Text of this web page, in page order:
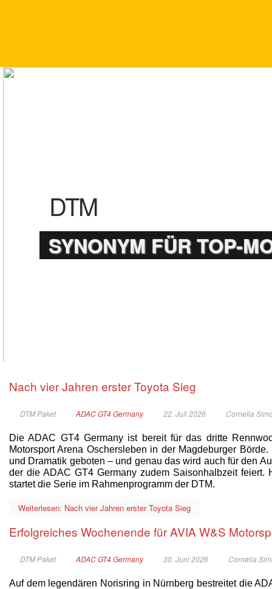
DTM
SYNONYM FÜR TOP-
Nach vier Jahren erster Toyota Sieg
DTM Paket ADAC GT4 Germany 22. Juli 2026 Cornelia
Die ADAC GT4 Germany ist bereit für das dritte
Motorsport Arena Oschersleben in der Magdeburger
und Dramatik geboten – und genau das wird auch für den
der die ADAC GT4 Germany zudem Saisonhalbzeit
startet die Serie im Rahmenprogramm der DTM.
Weiterlesen: Nach vier Jahren erster Toyota Sieg
Erfolgreiches Wochenende für AVIA W&S
DTM Paket ADAC GT4 Germany 30. Juni 2026 Cornelia
Auf dem legendären Norisring in Nürnberg bestreitet die